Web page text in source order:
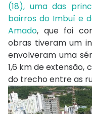
(18), uma das
bairros do Imbuí e
Amado, que foi
obras tiveram um
envolveram uma
1,6 km de extensão,
do trecho entre as